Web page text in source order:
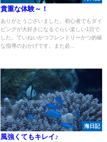
貴重な体験～！
ありがとうございました。初心者でもダイ
ビングが大好きになるぐらい楽しい1日で
した。ていねいかつフレンドリーかつ的確
な指導のおかげです。また必...
海日記
風強くてもキレイ♪